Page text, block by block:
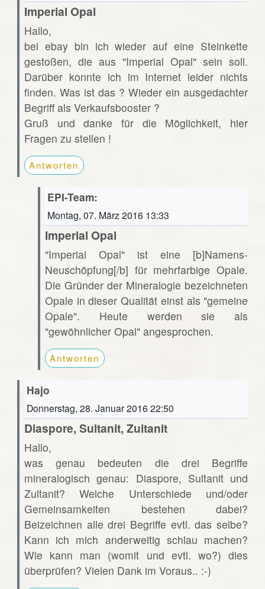
Imperial Opal
Hallo,
bei ebay bin ich wieder auf eine Steinkette
gestoßen, die aus "Imperial Opal" sein soll.
Darüber konnte ich im Internet leider nichts
finden. Was ist das ? Wieder ein ausgedachter
Begriff als Verkaufsbooster ?
Gruß und danke für die Möglichkeit, hier
Fragen zu stellen !
Antworten
EPI-Team:
Montag, 07. März 2016 13:33
Imperial Opal
"Imperial Opal" ist eine [b]Namens-
Neuschöpfung[/b] für mehrfarbige Opale.
Die Gründer der Mineralogie bezeichneten
Opale in dieser Qualität einst als "gemeine
Opale". Heute werden sie als
"gewöhnlicher Opal" angesprochen.
Antworten
Hajo
Donnerstag, 28. Januar 2016 22:50
Diaspore, Sultanit, Zultanit
Hallo,
was genau bedeuten die drei Begriffe
mineralogisch genau: Diaspore, Sultanit und
Zultanit? Welche Unterschiede und/oder
Gemeinsamkeiten bestehen dabei?
Beizeichnen alle drei Begriffe evtl. das selbe?
Kann ich mich anderweitig schlau machen?
Wie kann man (womit und evtl. wo?) dies
überprüfen? Vielen Dank im Voraus.. :-)